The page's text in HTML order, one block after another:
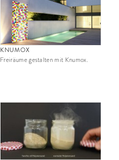
KNUMOX
Freiräume gestalten mit Knumox.